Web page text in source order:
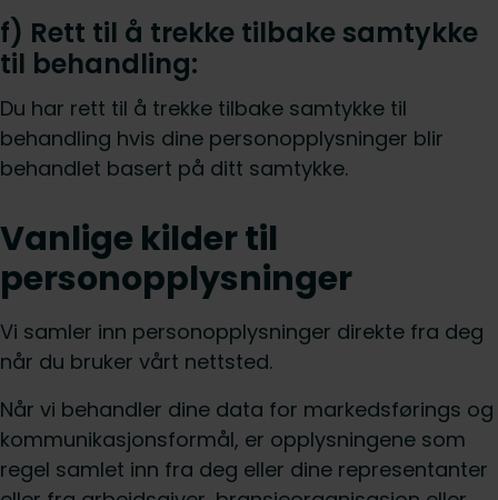
f) Rett til å trekke tilbake samtykke
til behandling:
Du har rett til å trekke tilbake samtykke til
behandling hvis dine personopplysninger blir
behandlet basert på ditt samtykke.
Vanlige kilder til
personopplysninger
Vi samler inn personopplysninger direkte fra deg
når du bruker vårt nettsted.
Når vi behandler dine data for markedsførings og
kommunikasjonsformål, er opplysningene som
regel samlet inn fra deg eller dine representanter